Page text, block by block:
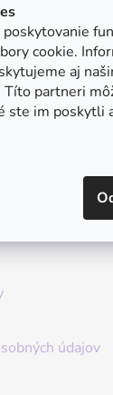
cookie.
aj
Títo partneri
ste im poskytli
údajov